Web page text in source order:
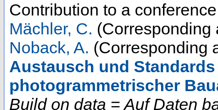
Contribution to a
Mächler, C. (Corresponding
Noback, A. (Corresponding
Austausch und
photogrammetrischer
Build on data = Auf Daten